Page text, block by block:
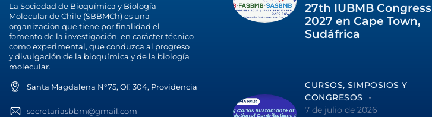
La Sociedad de Bioquímica y Biología
Molecular de Chile (SBBMCh) es una
organización que tiene por finalidad el
fomento de la investigación, en carácter técnico
como experimental, que conduzca al progreso
y divulgación de la bioquímica y de la biología
molecular.
Santa Magdalena N°75, Of. 304, Providencia
secretariasbbm@gmail.com
27th IUBMB Congress
2027 en Cape Town,
Sudáfrica
CURSOS, SIMPOSIOS Y
CONGRESOS
7 de julio de 2026